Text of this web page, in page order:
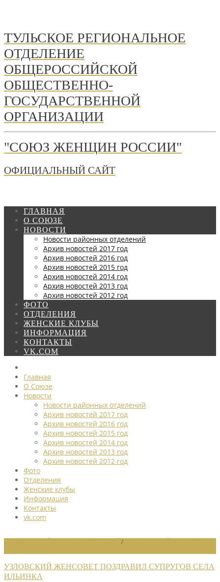
ТУЛЬСКОЕ РЕГИОНАЛЬНОЕ
ОТДЕЛЕНИЕ
ОБЩЕРОССИЙСКОЙ
ОБЩЕСТВЕННО-
ГОСУДАРСТВЕННОЙ
ОРГАНИЗАЦИИ
"СОЮЗ ЖЕНЩИН РОССИИ"
ОФИЦИАЛЬНЫЙ САЙТ
ГЛАВНАЯ
О СОЮЗЕ
НОВОСТИ
Новости районных отделений
Архив новостей 2017 год
Архив новостей 2016 год
Архив новостей 2015 год
Архив новостей 2014 год
Архив новостей 2013 год
Архив новостей 2012 год
ФОТО
ОТДЕЛЕНИЯ
ЖЕНСКИЕ КЛУБЫ
ИНФОРМАЦИЯ
КОНТАКТЫ
VK.COM
Главная
О Союзе
Новости
Новости районных отделений
Архив новостей 2017 год
Архив новостей 2016 год
Архив новостей 2015 год
Архив новостей 2014 год
Архив новостей 2013 год
Архив новостей 2012 год
Фото
Отделения
Женские клубы
Информация
Контакты
vk.com
/
УЗЛОВСКИЙ ЖЕНСОВЕТ ПОЗДРАВИЛ СУПРУГОВ СЕЛА
ИЛЬИНКА